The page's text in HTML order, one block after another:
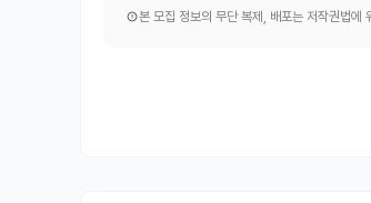
본 모집 정보의 무단 복제, 배포는 저작권법에